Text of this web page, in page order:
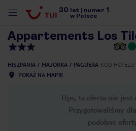
30 lat numer 1
w Polsce
Appartements Los
HISZPANIA MAJORKA PAGUERA KOD HOTELU
POKAŻ NA MAPIE
Ups, ta oferta nie jest
Przygotowaliśmy
podobne